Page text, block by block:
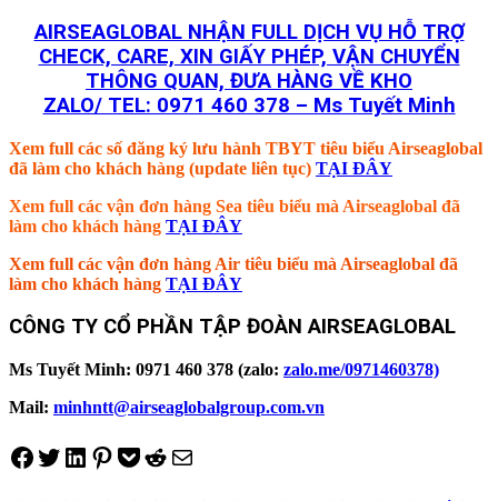
AIRSEAGLOBAL NHẬN FULL DỊCH VỤ HỖ TRỢ
CHECK, CARE, XIN GIẤY PHÉP, VẬN CHUYỂN
THÔNG QUAN, ĐƯA HÀNG VỀ KHO
ZALO/ TEL: 0971 460 378 – Ms Tuyết Minh
Xem full các số đăng ký lưu hành TBYT tiêu biểu Airseaglobal
đã làm cho khách hàng (update liên tục) TẠI ĐÂY
Xem full các vận đơn hàng Sea tiêu biểu mà Airseaglobal đã
làm cho khách hàng TẠI ĐÂY
Xem full các vận đơn hàng Air tiêu biểu mà Airseaglobal đã
làm cho khách hàng TẠI ĐÂY
CÔNG TY CỔ PHẦN TẬP ĐOÀN AIRSEAGLOBAL
Ms Tuyết Minh: 0971 460 378 (zalo: zalo.me/0971460378)
Mail: minhntt@airseaglobalgroup.com.vn
Share on Facebook
Tweet on Twitter
Share on LinkedIn
Pin on Pinterest
Save to pocket
Share on Reddit
Share via Email